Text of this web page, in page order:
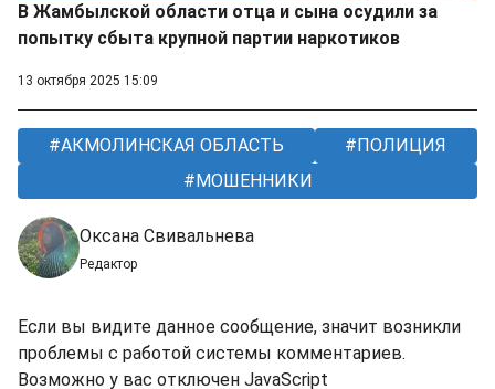
В Жамбылской области отца и сына осудили за
попытку сбыта крупной партии наркотиков
13 октября 2025 15:09
АКМОЛИНСКАЯ ОБЛАСТЬ
ПОЛИЦИЯ
МОШЕННИКИ
Оксана Свивальнева
Редактор
Если вы видите данное сообщение, значит возникли
проблемы с работой системы комментариев.
Возможно у вас отключен JavaScript